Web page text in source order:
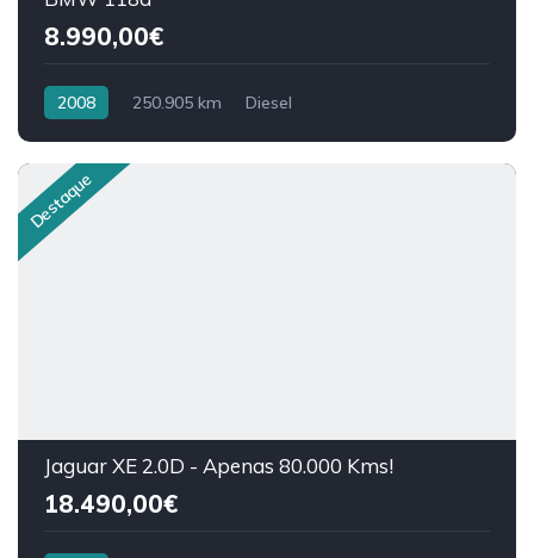
8.990,00€
2008 250.905 km Diesel
Destaque
Jaguar XE 2.0D - Apenas 80.000 Kms!
18.490,00€